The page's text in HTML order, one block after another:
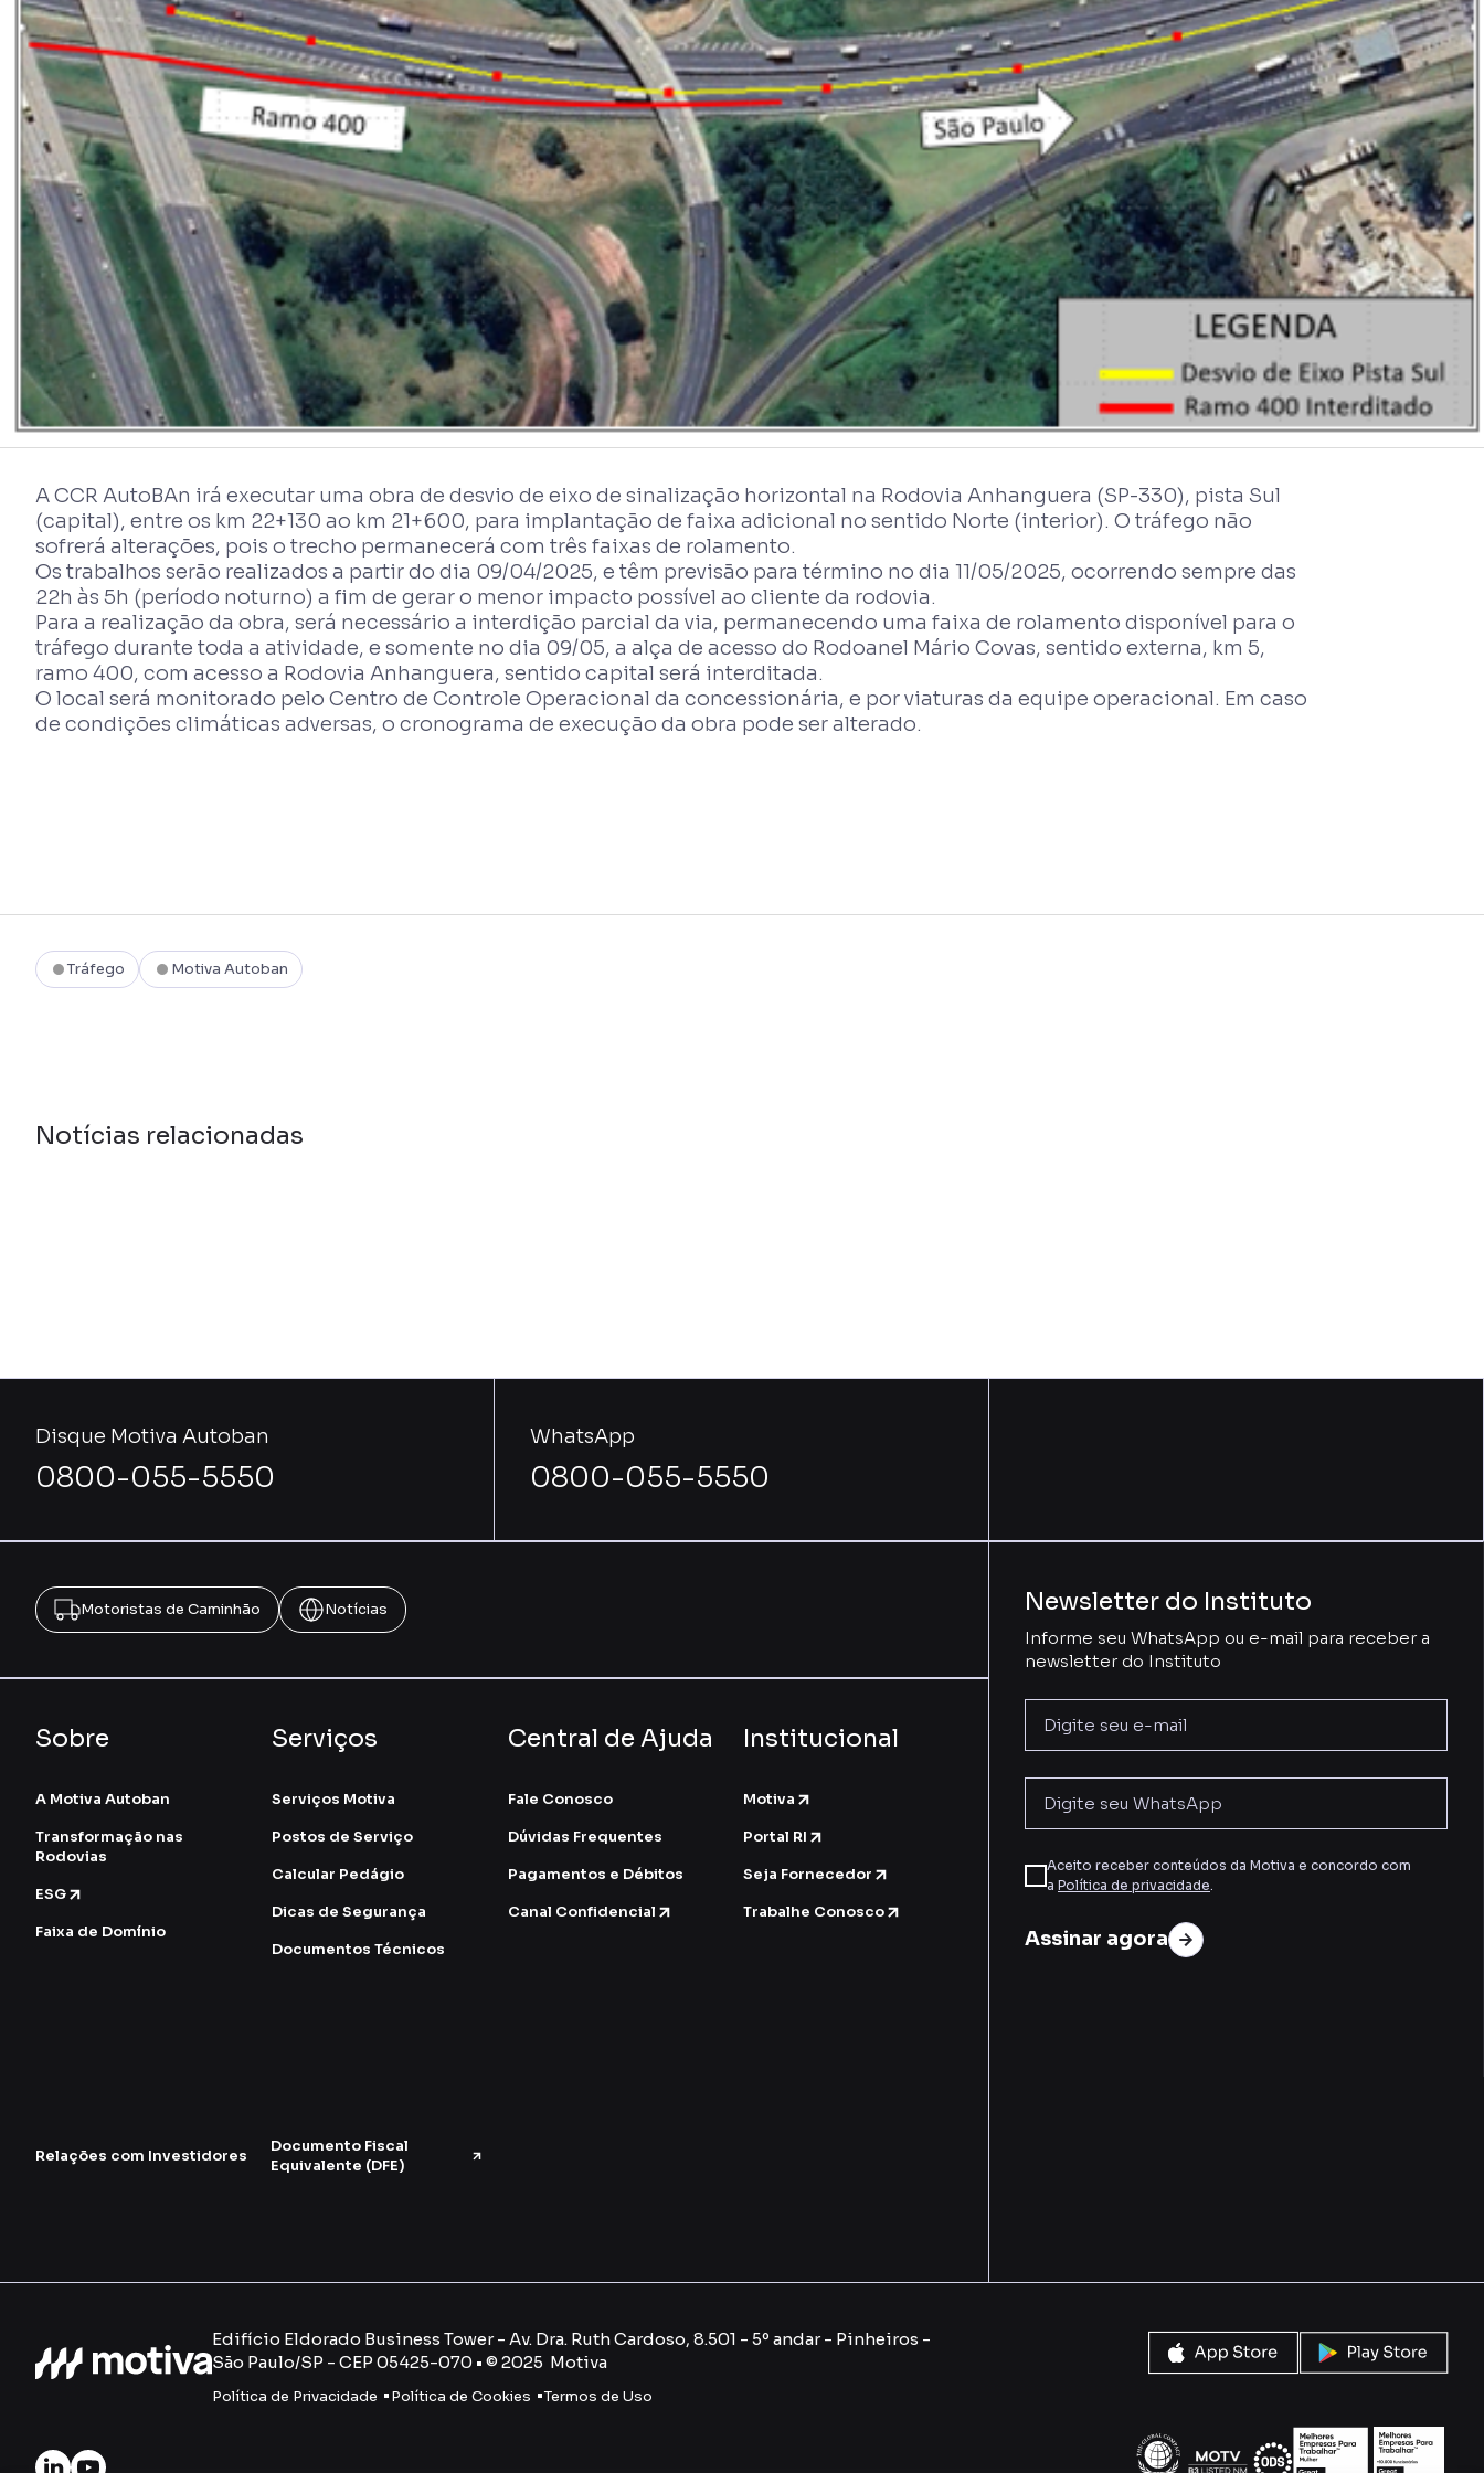
A CCR AutoBAn irá executar uma obra de desvio de eixo de sinalização horizontal na Rodovia Anhanguera (SP-330), pista Sul
(capital), entre os km 22+130 ao km 21+600, para implantação de faixa adicional no sentido Norte (interior). O tráfego não
sofrerá alterações, pois o trecho permanecerá com três faixas de rolamento.
Os trabalhos serão realizados a partir do dia 09/04/2025, e têm previsão para término no dia 11/05/2025, ocorrendo sempre das
22h às 5h (período noturno) a fim de gerar o menor impacto possível ao cliente da rodovia.
Para a realização da obra, será necessário a interdição parcial da via, permanecendo uma faixa de rolamento disponível para o
tráfego durante toda a atividade, e somente no dia 09/05, a alça de acesso do Rodoanel Mário Covas, sentido externa, km 5,
ramo 400, com acesso a Rodovia Anhanguera, sentido capital será interditada.
O local será monitorado pelo Centro de Controle Operacional da concessionária, e por viaturas da equipe operacional. Em caso
de condições climáticas adversas, o cronograma de execução da obra pode ser alterado.
Tráfego Motiva Autoban
Notícias relacionadas
Disque Motiva Autoban
0800-055-5550
WhatsApp
0800-055-5550
Motoristas de Caminhão Notícias
Sobre
A Motiva Autoban
Transformação nas
Rodovias
ESG
Faixa de Domínio
Serviços
Serviços Motiva
Postos de Serviço
Calcular Pedágio
Dicas de Segurança
Documentos Técnicos
Central de Ajuda
Fale Conosco
Dúvidas Frequentes
Pagamentos e Débitos
Canal Confidencial
Institucional
Motiva
Portal RI
Seja Fornecedor
Trabalhe Conosco
Relações com Investidores
Documento Fiscal
Equivalente (DFE)
Newsletter do Instituto
Informe seu WhatsApp ou e-mail para receber a
newsletter do Instituto
Aceito receber conteúdos da Motiva e concordo com
a Política de privacidade
Assinar agora
Edifício Eldorado Business Tower - Av. Dra. Ruth Cardoso, 8.501 - 5º andar - Pinheiros -
São Paulo/SP - CEP 05425-070 • © 2025 Motiva
Política de Privacidade Política de Cookies Termos de Uso